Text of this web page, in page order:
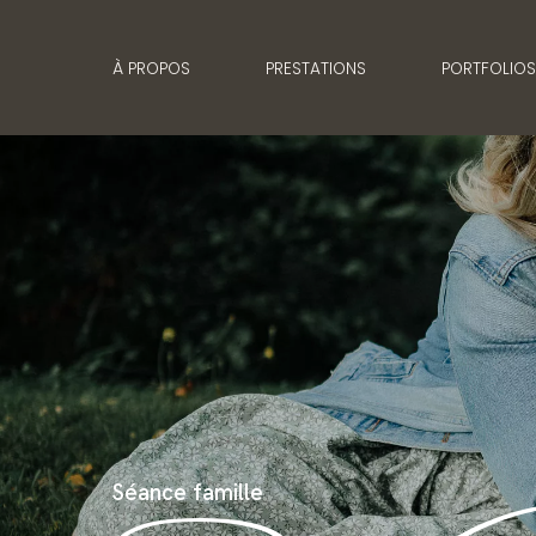
À PROPOS PRESTATIONS PORTFOLIOS
Séance famille